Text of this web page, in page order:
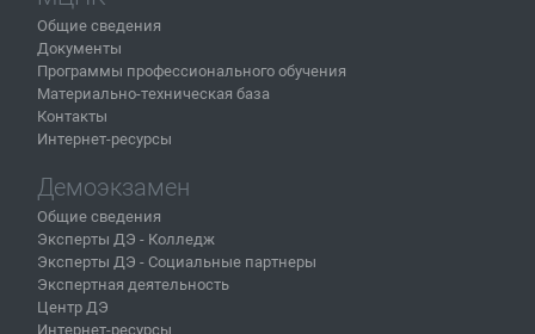
Общие сведения
Документы
Программы профессионального обучения
Материально-техническая база
Контакты
Интернет-ресурсы
Демоэкзамен
Общие сведения
Эксперты ДЭ - Колледж
Эксперты ДЭ - Социальные партнеры
Экспертная деятельность
Центр ДЭ
Интернет-ресурсы